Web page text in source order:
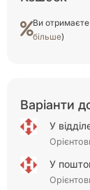
Ви отримаєте
більше)
Варіанти
У
У